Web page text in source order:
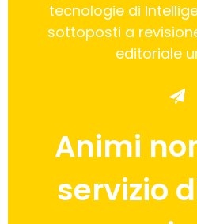
tecnologie di
sottoposti a
editoriale
Animi
servizio